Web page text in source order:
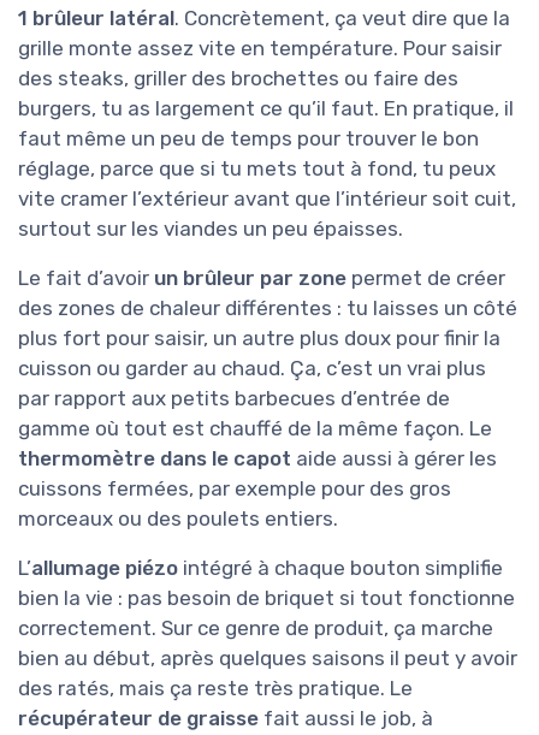
1 brûleur latéral. Concrètement, ça veut dire que la
grille monte assez vite en température. Pour saisir
des steaks, griller des brochettes ou faire des
burgers, tu as largement ce qu’il faut. En pratique, il
faut même un peu de temps pour trouver le bon
réglage, parce que si tu mets tout à fond, tu peux
vite cramer l’extérieur avant que l’intérieur soit cuit,
surtout sur les viandes un peu épaisses.
Le fait d’avoir un brûleur par zone permet de créer
des zones de chaleur différentes : tu laisses un côté
plus fort pour saisir, un autre plus doux pour finir la
cuisson ou garder au chaud. Ça, c’est un vrai plus
par rapport aux petits barbecues d’entrée de
gamme où tout est chauffé de la même façon. Le
thermomètre dans le capot aide aussi à gérer les
cuissons fermées, par exemple pour des gros
morceaux ou des poulets entiers.
L’allumage piézo intégré à chaque bouton simplifie
bien la vie : pas besoin de briquet si tout fonctionne
correctement. Sur ce genre de produit, ça marche
bien au début, après quelques saisons il peut y avoir
des ratés, mais ça reste très pratique. Le
récupérateur de graisse fait aussi le job, à